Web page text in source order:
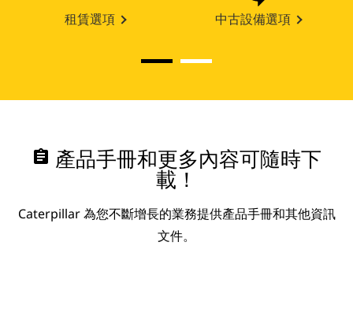
租賃選項 中古設備選項
assignment 產品手冊和更多內容可隨時下
載！
Caterpillar 為您不斷增長的業務提供產品手冊和其他資訊
文件。